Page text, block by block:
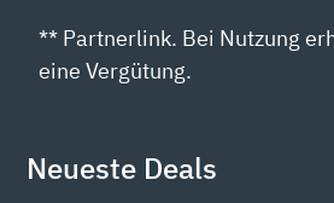
** Partnerlink. Bei Nutzung
eine Vergütung.
Neueste Deals